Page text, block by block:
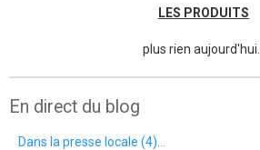
LES PRODUITS
plus rien aujourd'hui...
En direct du blog
Dans la presse locale (4)...